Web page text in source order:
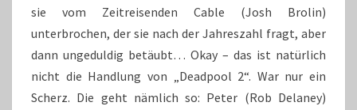
sie vom Zeitreisenden Cable (Josh Brolin)
unterbrochen, der sie nach der Jahreszahl fragt, aber
dann ungeduldig betäubt… Okay – das ist natürlich
nicht die Handlung von „Deadpool 2“. War nur ein
Scherz. Die geht nämlich so: Peter (Rob Delaney)